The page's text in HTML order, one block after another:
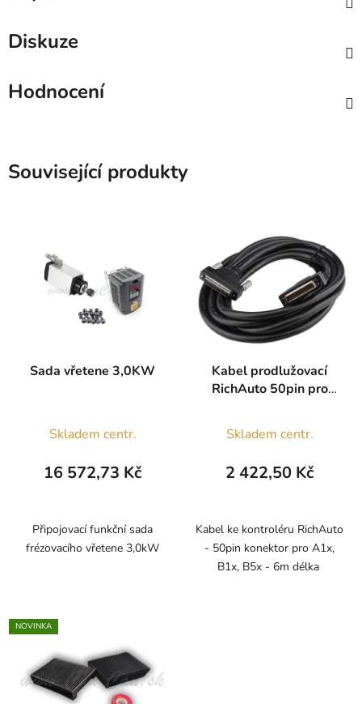
Diskuze
Hodnocení
Související produkty
Sada vřetene 3,0KW
Skladem centr.
16 572,73 Kč
Připojovací funkční sada
frézovacího vřetene 3,0kW
Kabel prodlužovací
RichAuto 50pin pro
Skladem centr.
2 422,50 Kč
Kabel ke kontroléru RichAuto
- 50pin konektor pro A1x,
B1x, B5x - 6m délka
NOVINKA